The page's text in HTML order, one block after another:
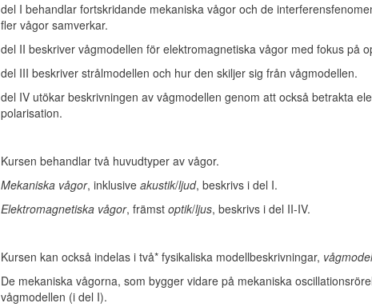
del I behandlar fortskridande mekaniska vågor och de
fler vågor samverkar.
del II beskriver vågmodellen för elektromagnetiska vågor med fokus på
del III beskriver strålmodellen och hur den skiljer sig från vågmodellen.
del IV utökar beskrivningen av vågmodellen genom att också betrakta
polarisation.
Kursen behandlar två huvudtyper av vågor.
Mekaniska vågor, inklusive akustik/ljud, beskrivs i del I.
Elektromagnetiska vågor, främst optik/ljus, beskrivs i del II-IV.
Kursen kan också indelas i två* fysikaliska modellbeskrivningar,
De mekaniska vågorna, som bygger vidare på mekaniska
vågmodellen (i del I).